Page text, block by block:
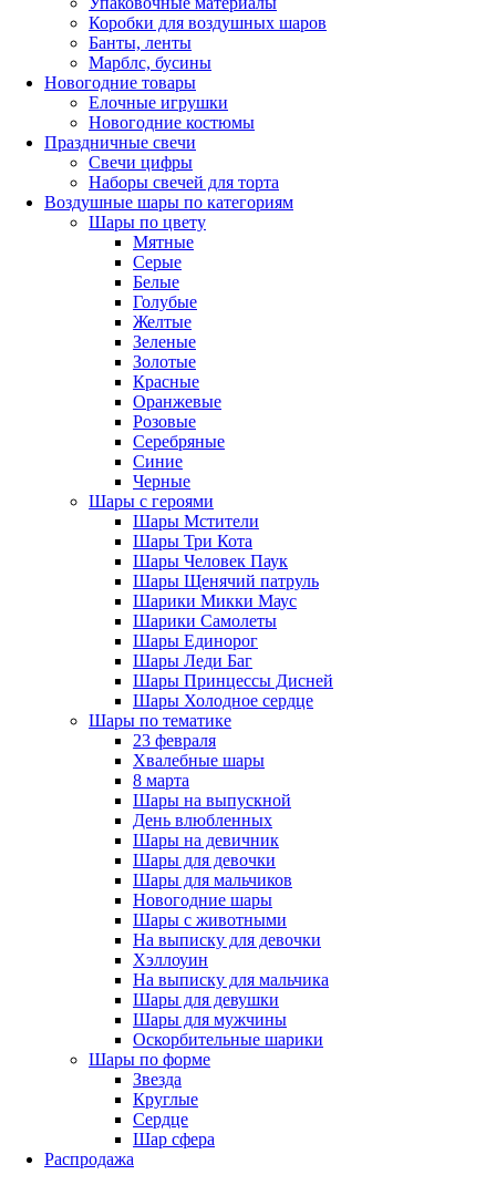
Коробки для воздушных шаров
Банты, ленты
Марблс, бусины
Новогодние товары
Елочные игрушки
Новогодние костюмы
Праздничные свечи
Свечи цифры
Наборы свечей для торта
Воздушные шары по категориям
Шары по цвету
Мятные
Серые
Белые
Голубые
Желтые
Зеленые
Золотые
Красные
Оранжевые
Розовые
Серебряные
Синие
Черные
Шары с героями
Шары Мстители
Шары Три Кота
Шары Человек Паук
Шары Щенячий патруль
Шарики Микки Маус
Шарики Самолеты
Шары Единорог
Шары Леди Баг
Шары Принцессы Дисней
Шары Холодное сердце
Шары по тематике
23 февраля
Хвалебные шары
8 марта
Шары на выпускной
День влюбленных
Шары на девичник
Шары для девочки
Шары для мальчиков
Новогодние шары
Шары с животными
На выписку для девочки
Хэллоуин
На выписку для мальчика
Шары для девушки
Шары для мужчины
Оскорбительные шарики
Шары по форме
Звезда
Круглые
Сердце
Шар сфера
Распродажа